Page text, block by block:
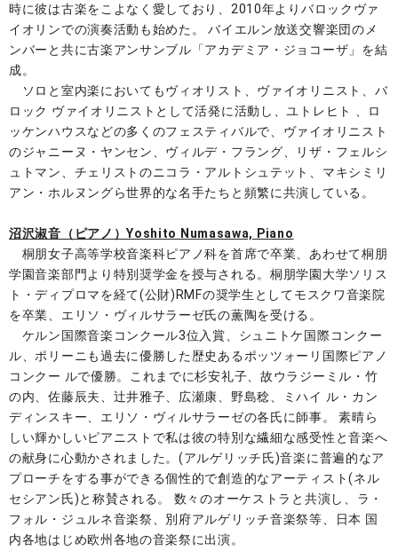
時に彼は古楽をこよなく愛しており、2010年よりバロックヴァ
イオリンでの演奏活動も始めた。 バイエルン放送交響楽団のメ
ンバーと共に古楽アンサンブル「アカデミア・ジョコーザ」を結
成。
ソロと室内楽においてもヴィオリスト、ヴァイオリニスト、バ
ロック ヴァイオリニストとして活発に活動し、ユトレヒト 、ロ
ッケンハウスなどの多くのフェスティバルで、ヴァイオリニスト
のジャニーヌ・ヤンセン、ヴィルデ・フラング、リザ・フェルシ
ュトマン、チェリストのニコラ・アルトシュテット、マキシミリ
アン・ホルヌングら世界的な名手たちと頻繁に共演している。
沼沢淑音（ピアノ）Yoshito Numasawa, Piano
桐朋女子高等学校音楽科ピアノ科を首席で卒業、あわせて桐朋
学園音楽部門より特別奨学金を授与される。桐朋学園大学ソリス
ト・ディプロマを経て(公財)RMFの奨学生としてモスクワ音楽院
を卒業、エリソ・ヴィルサラーゼ氏の薫陶を受ける。
ケルン国際音楽コンクール3位入賞、シュニトケ国際コンクー
ル、ポリーニも過去に優勝した歴史あるポッツォーリ国際ピアノ
コンクー ルで優勝。これまでに杉安礼子、故ウラジーミル・竹
の内、佐藤辰夫、辻井雅子、広瀬康、野島稔、ミハイ ル・カン
ディンスキー、エリソ・ヴィルサラーゼの各氏に師事。 素晴ら
しい輝かしいピアニストで私は彼の特別な繊細な感受性と音楽へ
の献身に心動かされました。(アルゲリッチ氏)音楽に普遍的なア
プローチをする事ができる個性的で創造的なアーティスト(ネル
セシアン氏)と称賛される。 数々のオーケストラと共演し、ラ・
フォル・ジュルネ音楽祭、別府アルゲリッチ音楽祭等、日本 国
内各地はじめ欧州各地の音楽祭に出演。